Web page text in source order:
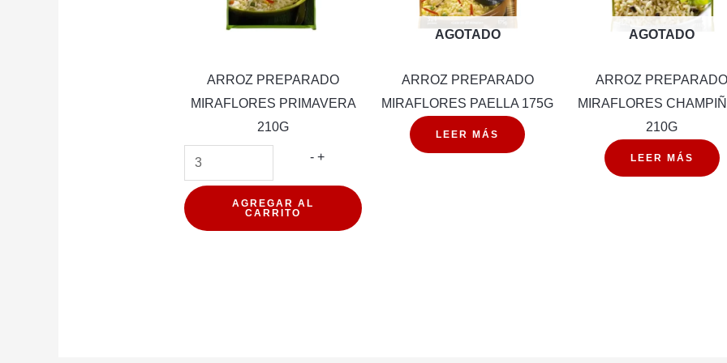
ARROZ PREPARADO
MIRAFLORES PRIMAVERA
210G
- ARROZ
MIRAFLORES
PRIMAVERA
+
AGREGAR AL
CARRITO
AGOTADO
ARROZ PREPARADO
MIRAFLORES PAELLA 175G
LEER MÁS
AGOTADO
ARROZ PREPARADO
MIRAFLORES
210G
LEER MÁS